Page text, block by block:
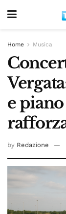
Home Musica
e
by Redazione